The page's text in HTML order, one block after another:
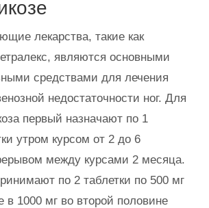
лекарства, такие как
являются основными
средствами для лечения
недостаточности ног. Для
первый назначают по 1
утром курсом от 2 до 6
между курсами 2 месяца.
по 2 таблетки по 500 мг
в 1000 мг во второй половине